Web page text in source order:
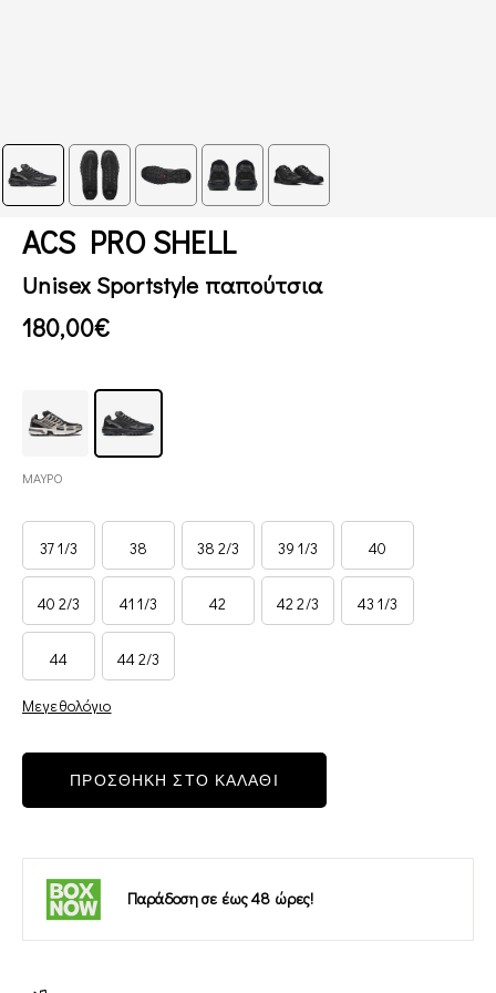
ACS PRO SHELL
Unisex Sportstyle παπούτσια
180,00€
ΜΑΥΡΟ
37 1/3 38 38 2/3 39 1/3 40
40 2/3 41 1/3 42 42 2/3 43 1/3
44 44 2/3
Μεγεθολόγιο
ΠΡΟΣΘΗΚΗ ΣΤΟ ΚΑΛΑΘΙ
Παράδοση σε έως 48 ώρες!